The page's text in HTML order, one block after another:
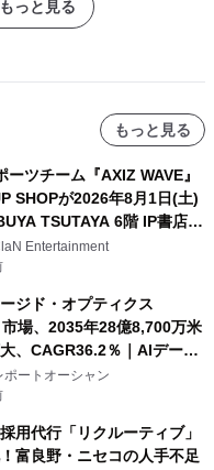
っと見る
もっと見る
ーツチーム『AXIZ WAVE』
SHOPが2026年8月1日(土)
TSUTAYA 6階 IP書店で
！Entertainment
ジド・オプティクス
市場、2035年28億8,700万米
大、CAGR36.2％｜AIデータ
高速光通信需要が成長を加
ポートオーシャン
用代行「リクルーティブ」
富良野・ニセコの人手不足